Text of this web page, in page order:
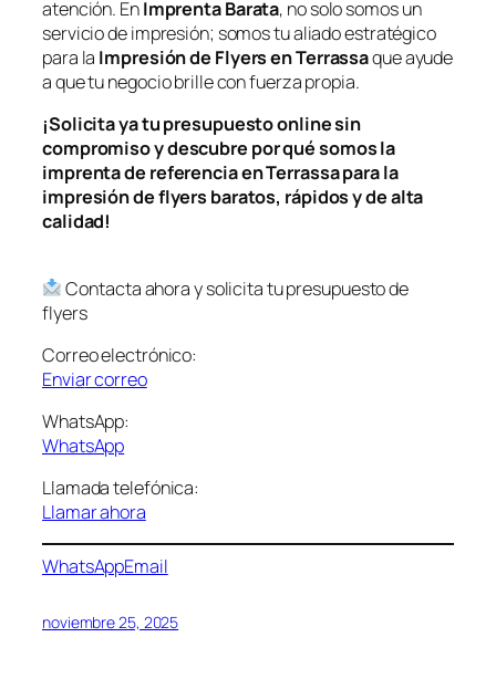
atención. EnImprenta Barata, no solo somos un
servicio de impresión; somos tu aliado estratégico
para la Impresión de Flyers en Terrassaque ayude
a que tu negocio brille con fuerza propia.
¡Solicita ya tu presupuesto online sin
compromiso y descubre por qué somos la
imprenta de referencia en Terrassa para la
impresión de flyers baratos, rápidos y de alta
calidad!
Contacta ahora y solicita tu presupuesto de
flyers
Correo electrónico:
Enviar correo
WhatsApp:
WhatsApp
Llamada telefónica:
Llamar ahora
WhatsAppEmail
noviembre 25, 2025